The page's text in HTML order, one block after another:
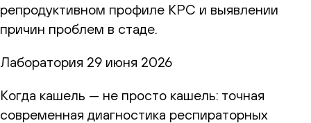
репродуктивном профиле КРС и выявлении
причин проблем в стаде.
Лаборатория 29 июня 2026
Когда кашель — не просто кашель: точная
современная диагностика респираторных